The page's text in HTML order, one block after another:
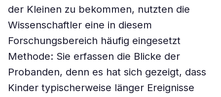
der Kleinen zu bekommen, nutzten die
Wissenschaftler eine in diesem
Forschungsbereich häufig eingesetzt
Methode: Sie erfassen die Blicke der
Probanden, denn es hat sich gezeigt, dass
Kinder typischerweise länger Ereignisse